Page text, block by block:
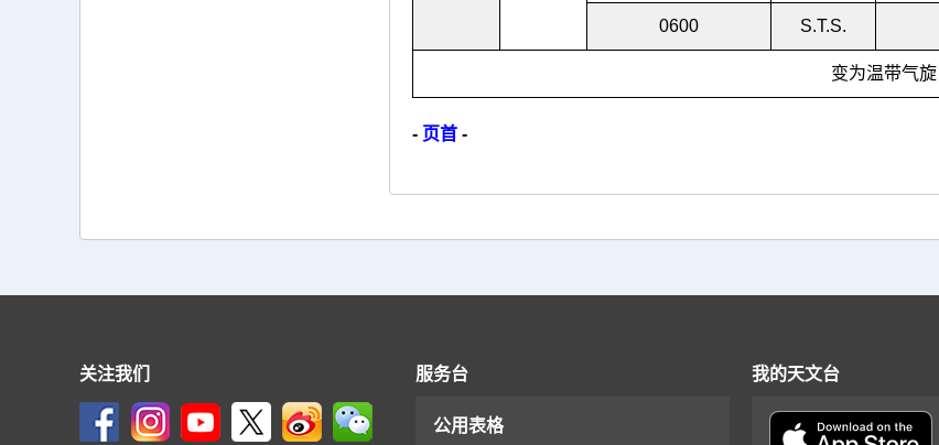
0600 S.T.S.
变为温带气旋
- 页首 -
关注我们 服务台
公用表格
我的天文台